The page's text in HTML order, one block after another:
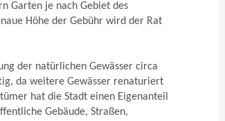
Garten je nach Gebiet des
Höhe der Gebühr wird der Rat
der natürlichen Gewässer circa
da weitere Gewässer renaturiert
hat die Stadt einen Eigenanteil
Gebäude, Straßen,